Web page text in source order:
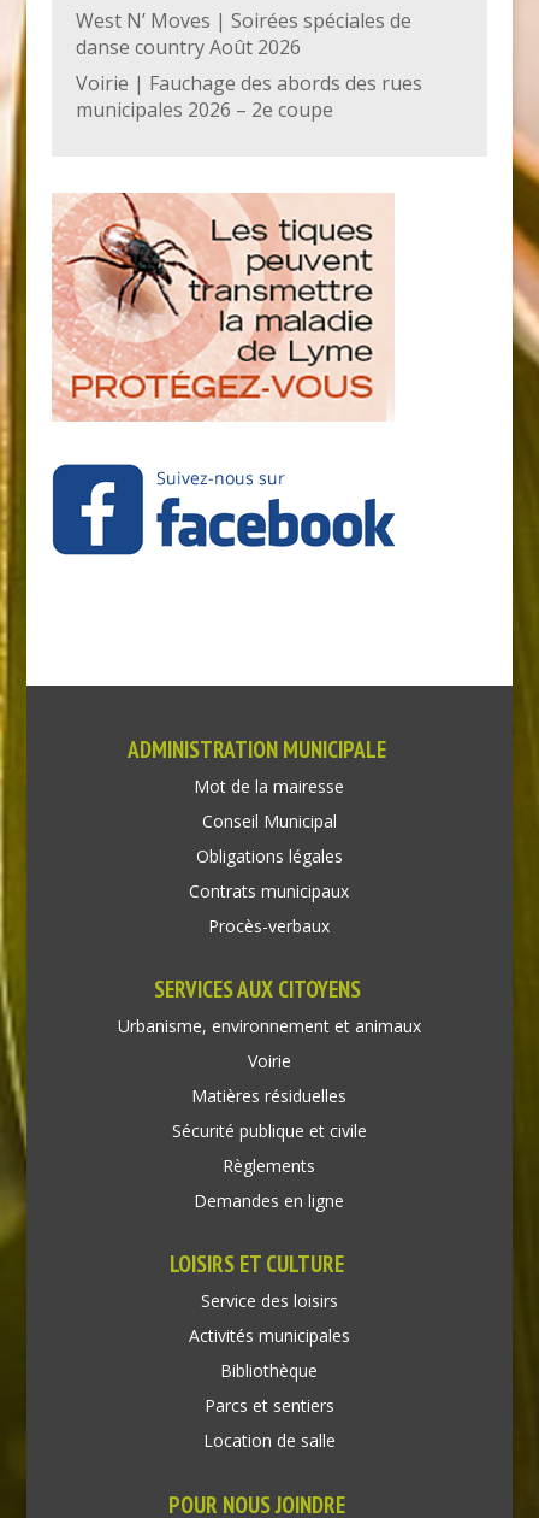
West N’ Moves | Soirées spéciales de
danse country Août 2026
Voirie | Fauchage des abords des rues
municipales 2026 – 2e coupe
ADMINISTRATION MUNICIPALE
Mot de la mairesse
Conseil Municipal
Obligations légales
Contrats municipaux
Procès-verbaux
SERVICES AUX CITOYENS
Urbanisme, environnement et animaux
Voirie
Matières résiduelles
Sécurité publique et civile
Règlements
Demandes en ligne
LOISIRS ET CULTURE
Service des loisirs
Activités municipales
Bibliothèque
Parcs et sentiers
Location de salle
POUR NOUS JOINDRE